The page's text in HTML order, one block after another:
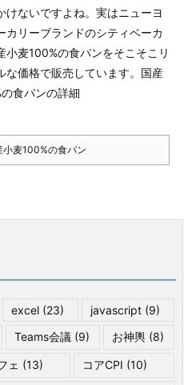
けないですよね。実はニューヨ
カリーブランドのシティベーカ
小麦100%の食パンをそこそこリ
な価格で販売しています。 国産
食パンの詳細
小麦100%の食パン
excel (23) javascript (9)
Teams会議 (9) お神輿(8)
ェ (13) コアCPI (10)